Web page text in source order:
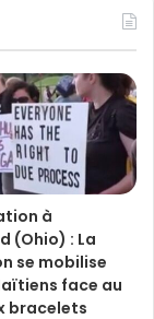
à
(Ohio) : La
se mobilise
face au
bracelets